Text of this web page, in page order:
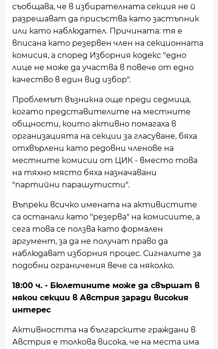
съобщава, че в избирателната секция не й
разрешават да присъства като застъпник
или като наблюдател. Причината: тя е
вписана като резервен член на секционната
комисия, а според Изборния кодекс "едно
лице не може да участва в повече от едно
качество в един вид избор".
Проблемът възникна още преди седмица,
когато представителите на местните
общности, които активно помагаха в
организацията на секции за гласуване, бяха
отхвърлени като редовни членове на
местните комисии от ЦИК - вместо това
на тяхно място бяха назначавани
"партийни парашутисти".
Въпреки всичко имената на активистите
са останали като "резерва" на комисиите, а
сега това се ползва като формален
аргумент, за да не получат право да
наблюдават изборния процес. Сигналите за
подобни ограничения вече са няколко.
18:00 ч. - Бюлетините може да свършат в
някои секции в Австрия заради високия
интерес
Активността на българските граждани в
Австрия е толкова висока, че на места има